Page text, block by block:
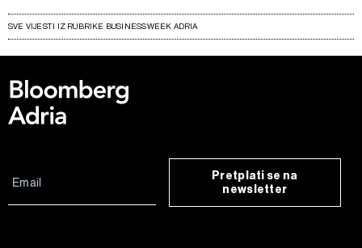
SVE VIJESTI IZ RUBRIKE BUSINESSWEEK ADRIA
Pretplati se na
newsletter